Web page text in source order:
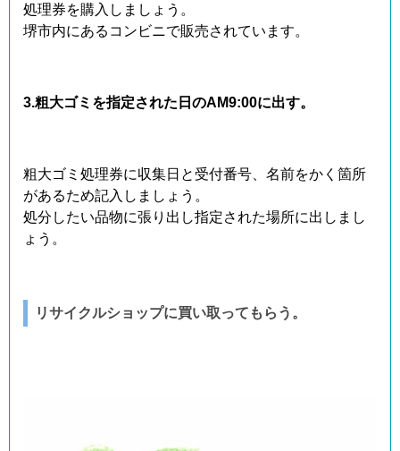
処理券を購入しましょう。
堺市内にあるコンビニで販売されています。
3.粗大ゴミを指定された日のAM9:00に出す。
粗大ゴミ処理券に収集日と受付番号、名前をかく箇所
があるため記入しましょう。
処分したい品物に張り出し指定された場所に出しまし
ょう。
リサイクルショップに買い取ってもらう。